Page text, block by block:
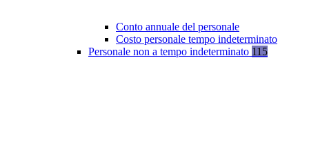
Conto annuale del personale
Costo personale tempo indeterminato
Personale non a tempo indeterminato 115